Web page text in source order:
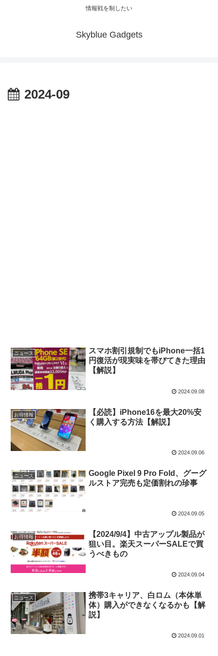
情報戦を制したい
Skyblue Gadgets
2024-09
ニュース
スマホ割引規制でもiPhone一括1
円復活が現実味を帯びてきた理由
【解説】
2024.09.08
お得情報
【必読】iPhone16を最大20%安
く購入する方法【解説】
2024.09.06
ニュース
Google Pixel 9 Pro Fold、グーグ
ルストア完売も定価割れの珍事
2024.09.05
お得情報
【2024/9/4】中古アップル製品が
狙い目。楽天スーパーSALEで買
うべきもの
2024.09.04
ニュース
携帯3キャリア、白ロム（本体単
体）購入ができなくなるかも【解
説】
2024.09.01